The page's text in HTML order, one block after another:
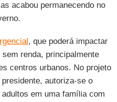
acabou permanecendo no
, que poderá impactar
sem renda, principalmente
centros urbanos. No projeto
autoriza-se o
em uma família com